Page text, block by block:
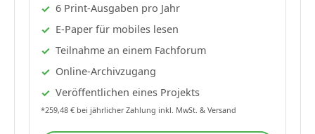
6 Print-Ausgaben pro Jahr
E-Paper für mobiles lesen
Teilnahme an einem Fachforum
Online-Archivzugang
Veröffentlichen eines Projekts
*259,48 € bei jährlicher Zahlung inkl. MwSt. & Versand